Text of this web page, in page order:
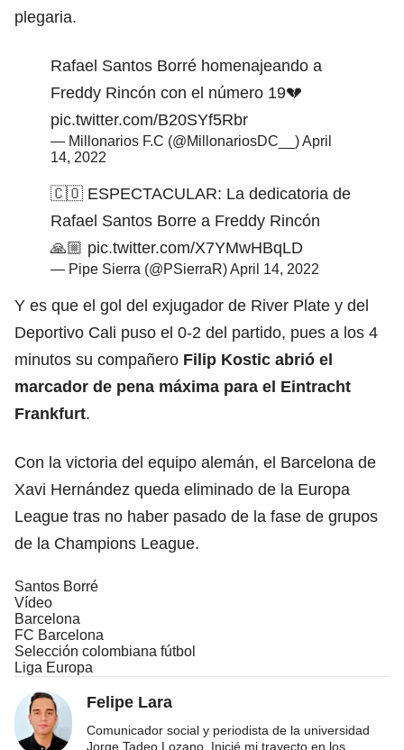
plegaria.
Rafael Santos Borré homenajeando a
Freddy Rincón con el número 19💔
pic.twitter.com/B20SYf5Rbr
— Millonarios F.C (@MillonariosDC__)April
14, 2022
🇨🇴 ESPECTACULAR: La dedicatoria de
Rafael Santos Borre a Freddy Rincón
🙏🏼 pic.twitter.com/X7YMwHBqLD
— Pipe Sierra (@PSierraR)April 14, 2022
Y es que el gol del exjugador de River Plate y del
Deportivo Cali puso el 0-2 del partido, pues a los 4
minutos su compañero Filip Kostic abrió el
marcador de pena máxima para el Eintracht
Frankfurt.
Con la victoria del equipo alemán, el Barcelona de
Xavi Hernández queda eliminado de la Europa
League tras no haber pasado de la fase de grupos
de la Champions League.
Santos Borré
Vídeo
Barcelona
FC Barcelona
Selección colombiana fútbol
Liga Europa
Felipe Lara
Comunicador social y periodista de la universidad
Jorge Tadeo Lozano. Inicié mi trayecto en los